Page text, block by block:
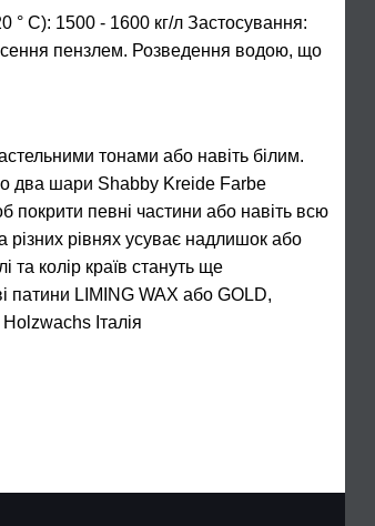
C): 1500 - 1600 кг/л Застосування:
пензлем. Розведення водою, що
тонами або навіть білим.
два шари Shabby Kreide Farbe
покрити певні частини або навіть всю
рівнях усуває надлишок або
та колір країв стануть ще
патини LIMING WAX або GOLD,
Італія